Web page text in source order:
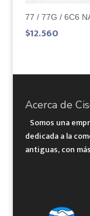
77 / 77G / 6C6
$12.560
Acerca de
Somos una
dedicada a la
antiguas, con